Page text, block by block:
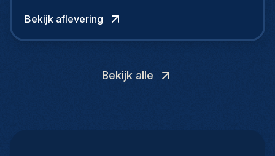
Bekijk aflevering
Bekijk alle